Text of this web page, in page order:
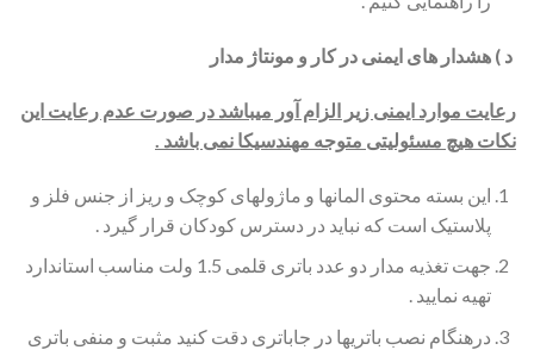
د ) هشدار های ایمنی در کار و مونتاژ مدار
رعایت موارد ایمنی زیر الزام آور می­باشد در صورت عدم رعایت این
نکات هیچ مسئولیتی متوجه مهندسیکا نمی باشد .
این بسته محتوی المانها و ماژولهای کوچک و ریز از جنس فلز و
پلاستیک است که نباید در دسترس کودکان قرار گیرد .
جهت تغذیه مدار دو عدد باتری قلمی 1.5 ولت مناسب استاندارد
تهیه نمایید .
درهنگام نصب باتریها در جاباتری دقت کنید مثبت و منفی باتری